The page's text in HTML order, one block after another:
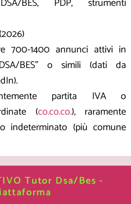
BES, PDP, strumenti
700-1400 annunci attivi in
BES” o simili (dati da
partita IVA o
(co.co.co.), raramente
indeterminato (più comune
Tutor Dsa/Bes -